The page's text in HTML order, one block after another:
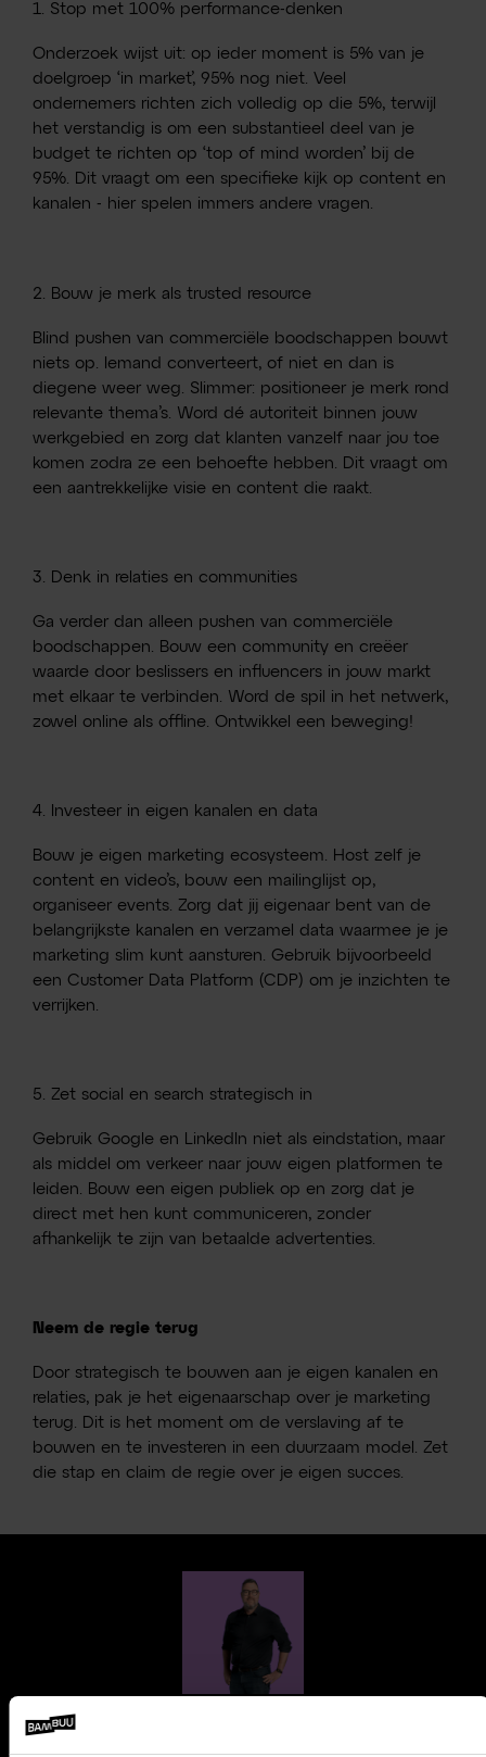
1. Stop met 100% performance-denken
Onderzoek wijst uit: op ieder moment is 5% van je
doelgroep ‘in market’, 95% nog niet. Veel
ondernemers richten zich volledig op die 5%, terwijl
het verstandig is om een substantieel deel van je
budget te richten op ‘top of mind worden’ bij de
95%. Dit vraagt om een specifieke kijk op content en
kanalen - hier spelen immers andere vragen.
2. Bouw je merk als trusted resource
Blind pushen van commerciële boodschappen bouwt
niets op. Iemand converteert, of niet en dan is
diegene weer weg. Slimmer: positioneer je merk rond
relevante thema’s. Word dé autoriteit binnen jouw
werkgebied en zorg dat klanten vanzelf naar jou toe
komen zodra ze een behoefte hebben. Dit vraagt om
een aantrekkelijke visie en content die raakt.
3. Denk in relaties en communities
Ga verder dan alleen pushen van commerciële
boodschappen. Bouw een community en creëer
waarde door beslissers en influencers in jouw markt
met elkaar te verbinden. Word de spil in het netwerk,
zowel online als offline. Ontwikkel een beweging!
4. Investeer in eigen kanalen en data
Bouw je eigen marketing ecosysteem. Host zelf je
content en video’s, bouw een mailinglijst op,
organiseer events. Zorg dat jij eigenaar bent van de
belangrijkste kanalen en verzamel data waarmee je je
marketing slim kunt aansturen. Gebruik bijvoorbeeld
een Customer Data Platform (CDP) om je inzichten te
verrijken.
5. Zet social en search strategisch in
Gebruik Google en LinkedIn niet als eindstation, maar
als middel om verkeer naar jouw eigen platformen te
leiden. Bouw een eigen publiek op en zorg dat je
direct met hen kunt communiceren, zonder
afhankelijk te zijn van betaalde advertenties.
Neem de regie terug
Door strategisch te bouwen aan je eigen kanalen en
relaties, pak je het eigenaarschap over je marketing
terug. Dit is het moment om de verslaving af te
bouwen en te investeren in een duurzaam model. Zet
die stap en claim de regie over je eigen succes.